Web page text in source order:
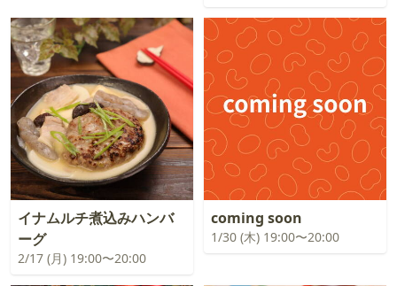
イナムルチ煮込みハンバ
ーグ
2/17 (月) 19:00〜20:00
coming soon
1/30 (木) 19:00〜20:00